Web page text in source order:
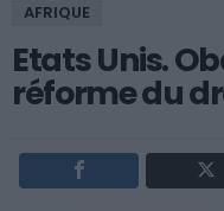
AFRIQUE
Etats Unis.
réforme du